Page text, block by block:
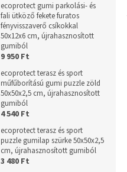
ecoprotect gumi parkolási- és
fali ütköző fekete furatos
fényvisszaverő csíkokkal
50x12x6 cm, újrahasznosított
gumiból
9 950 Ft
ecoprotect terasz és sport
műfűborítású gumi puzzle zöld
50x50x2,5 cm, újrahasznosított
gumiból
4 540 Ft
ecoprotect terasz és sport
puzzle gumilap szürke 50x50x2,5
cm, újrahasznosított gumiból
3 480 Ft